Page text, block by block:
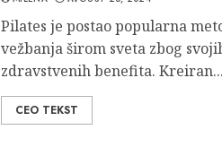
Pilates je postao popularna
vežbanja širom sveta zbog
zdravstvenih benefita. Kreiran...
CEO TEKST